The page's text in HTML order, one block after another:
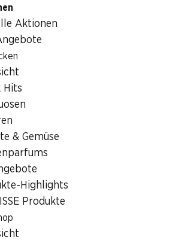
Aktionen
Hits
& Gemüse
Highlights
Produkte
Hygiene